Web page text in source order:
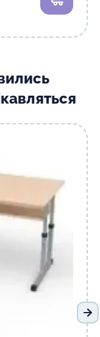
В кошик